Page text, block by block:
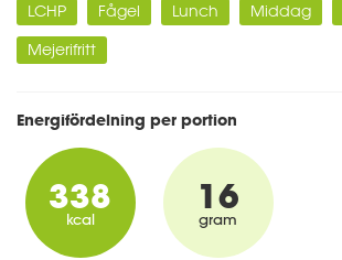
LCHP Fågel Lunch Middag
Mejerifritt
Energifördelning per portion
338
kcal
16
gram